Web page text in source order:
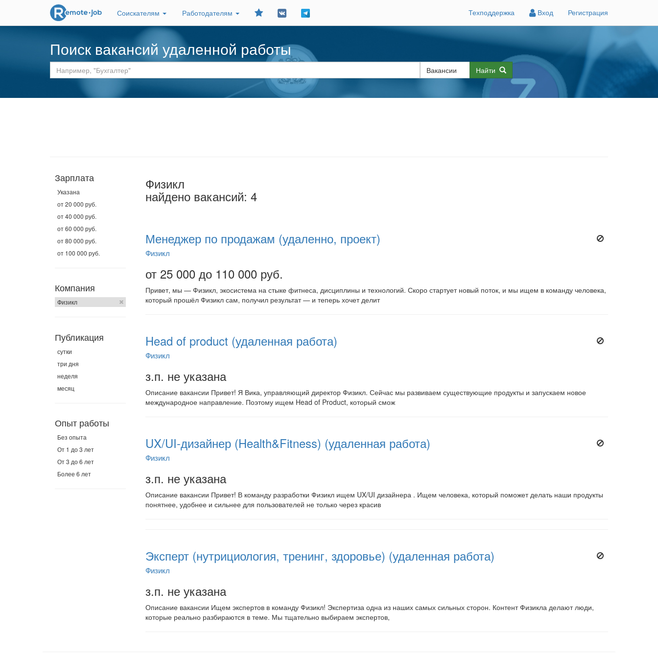
Соискателям Работодателям
Добавить
Техподдержка Вход Регистрация
Поиск вакансий удаленной работы
Найти
Зарплата
Указана
от 20 000 руб.
от 40 000 руб.
от 60 000 руб.
от 80 000 руб.
от 100 000 руб.
Компания
Физикл
Публикация
сутки
три дня
неделя
месяц
Опыт работы
Без опыта
От 1 до 3 лет
От 3 до 6 лет
Более 6 лет
Физикл
найдено вакансий: 4
Менеджер по продажам (удаленно, проект)
Физикл
от 25 000 до 110 000 руб.
Привет, мы — Физикл, экосистема на стыке фитнеса, дисциплины и технологий. Скоро стартует новый поток, и мы ищем в команду человека,
который прошёл Физикл сам, получил результат — и теперь хочет делит
Head of product (удаленная работа)
Физикл
з.п. не указана
Описание вакансии Привет! Я Вика, управляющий директор Физикл. Сейчас мы развиваем существующие продукты и запускаем новое
международное направление. Поэтому ищем Head of Product, который смож
UX/UI-дизайнер (Health&Fitness) (удаленная работа)
Физикл
з.п. не указана
Описание вакансии Привет! В команду разработки Физикл ищем UX/UI дизайнера . Ищем человека, который поможет делать наши продукты
понятнее, удобнее и сильнее для пользователей не только через красив
Эксперт (нутрициология, тренинг, здоровье) (удаленная работа)
Физикл
з.п. не указана
Описание вакансии Ищем экспертов в команду Физикл! Экспертиза одна из наших самых сильных сторон. Контент Физикла делают люди,
которые реально разбираются в теме. Мы тщательно выбираем экспертов,